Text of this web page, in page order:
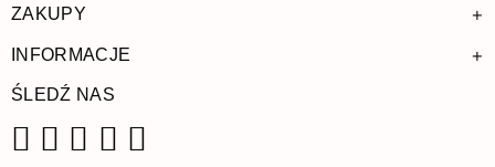
ZAKUPY +
INFORMACJE +
ŚLEDŹ NAS